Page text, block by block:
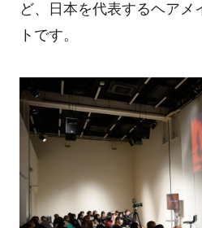
ど、日本を代表するヘアメ
トです。